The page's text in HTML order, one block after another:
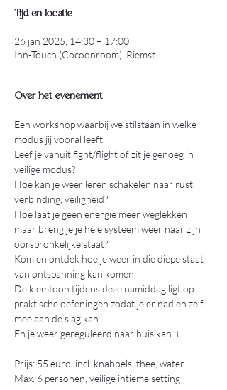
Tijd en locatie
26 jan 2025, 14:30 – 17:00
Inn-Touch (Cocoonroom), Riemst
Over het evenement
Een workshop waarbij we stilstaan in welke
modus jij vooral leeft.
Leef je vanuit fight/flight of zit je genoeg in
veilige modus?
Hoe kan je weer leren schakelen naar rust,
verbinding, veiligheid?
Hoe laat je geen energie meer weglekken
maar breng je je hele systeem weer naar zijn
oorspronkelijke staat?
Kom en ontdek hoe je weer in die diepe staat
van ontspanning kan komen.
De klemtoon tijdens deze namiddag ligt op
praktische oefeningen zodat je er nadien zelf
mee aan de slag kan.
En je weer gereguleerd naar huis kan :)
Prijs: 55 euro, incl. knabbels, thee, water.
Max. 6 personen, veilige intieme setting